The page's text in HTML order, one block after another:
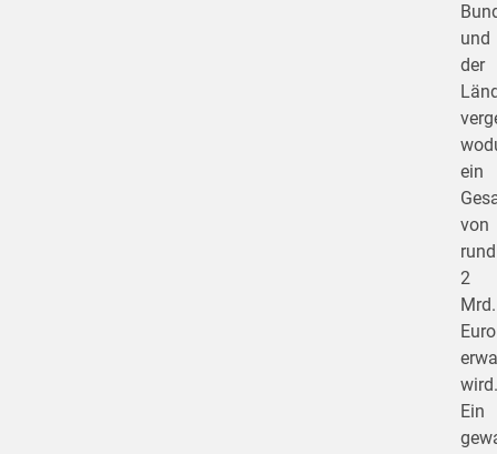
und
der
ein
von
rund
2
Mrd.
Euro
wird.
Ein